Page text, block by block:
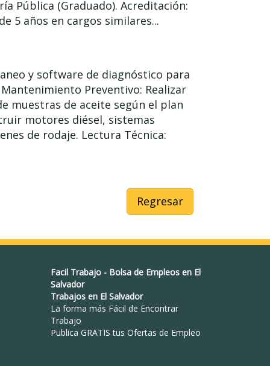
Pública (Graduado). Acreditación:
5 años en cargos similares...
y software de diagnóstico para
Preventivo: Realizar
muestras de aceite según el plan
motores diésel, sistemas
de rodaje. Lectura Técnica:
Regresar
Facil Trabajo- Bolsa de Empleos en El
Salvador
Trabajos en El Salvador
La forma más Fácil de Encontrar
Trabajo
Publica GRATIS tus Ofertas de Empleo